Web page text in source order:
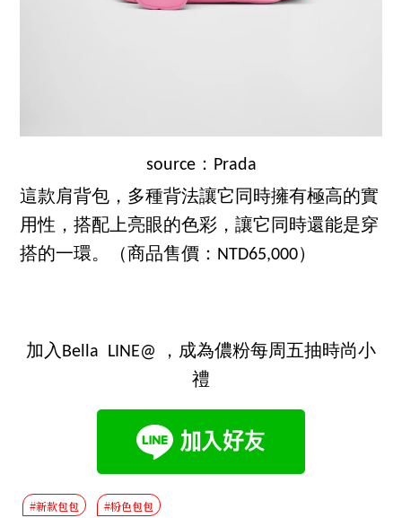
source：Prada
這款肩背包，多種背法讓它同時擁有極高的實
用性，搭配上亮眼的色彩，讓它同時還能是穿
搭的一環。（商品售價：NTD65,000）
加入Bella LINE@ ，成為儂粉每周五抽時尚小
禮
#新款包包 #粉色包包